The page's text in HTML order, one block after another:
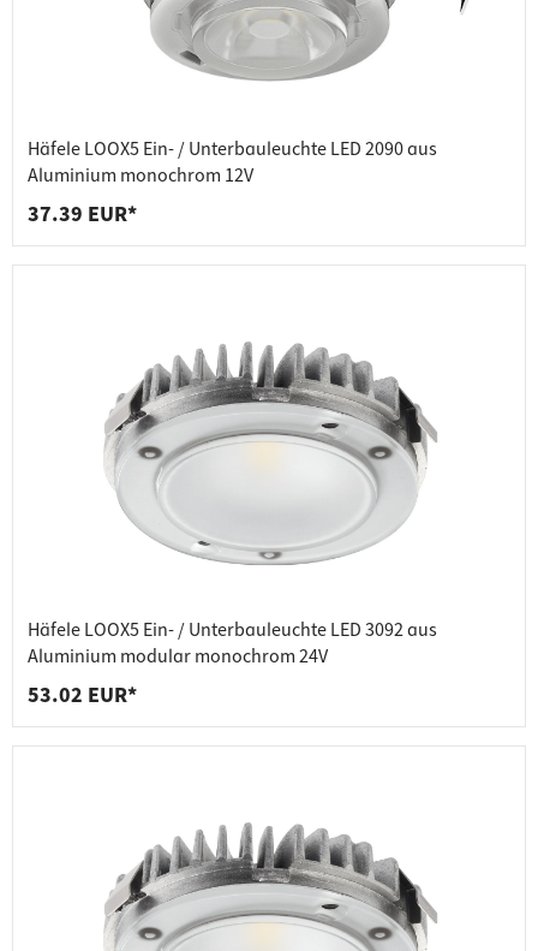
Häfele LOOX5 Ein- / Unterbauleuchte LED 2090 aus
Aluminium monochrom 12V
37.39 EUR*
Häfele LOOX5 Ein- / Unterbauleuchte LED 3092 aus
Aluminium modular monochrom 24V
53.02 EUR*